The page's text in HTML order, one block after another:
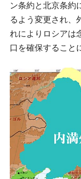
ン条約と北京条約
るよう変更され、
れによりロシアは
口を確保すること